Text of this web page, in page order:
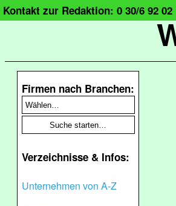
Kontakt zur Redaktion: 0 30/6 92 02
Firmen nach Branchen:
Verzeichnisse & Infos:
Unternehmen von A-Z